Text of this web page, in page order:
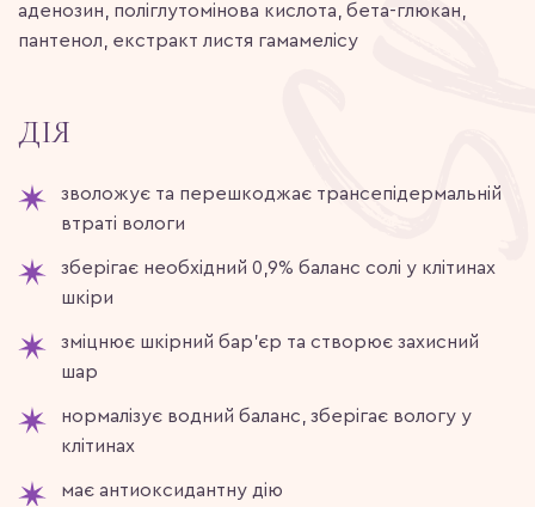
аденозин, поліглутомінова кислота, бета-глюкан,
пантенол, екстракт листя гамамелісу
ДІЯ
зволожує та перешкоджає трансепідермальній
втраті вологи
зберігає необхідний 0,9% баланс солі у клітинах
шкіри
зміцнює шкірний бар'єр та створює захисний
шар
нормалізує водний баланс, зберігає вологу у
клітинах
має антиоксидантну дію